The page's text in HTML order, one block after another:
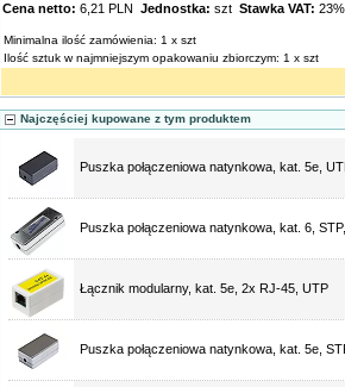
Cena netto: 6,21 PLN Jednostka: szt Stawka VAT: 23%
Minimalna ilość zamówienia: 1 x szt
Ilość sztuk w najmniejszym opakowaniu zbiorczym: 1 x szt
Najczęściej kupowane z tym produktem
Puszka połączeniowa natynkowa, kat. 5e,
Puszka połączeniowa natynkowa, kat. 6,
Łącznik modularny, kat. 5e, 2x RJ-45, UTP
Puszka połączeniowa natynkowa, kat. 5e,